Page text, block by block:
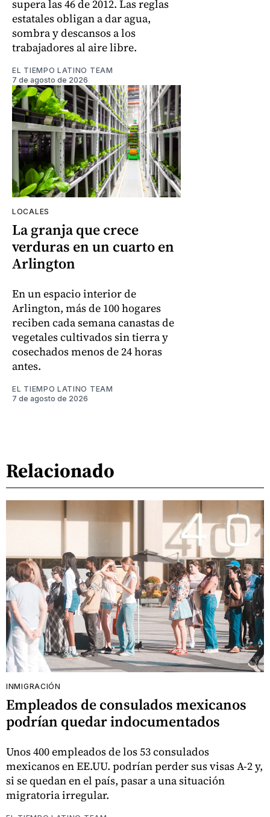
supera las 46 de 2012. Las reglas
estatales obligan a dar agua,
sombra y descansos a los
trabajadores al aire libre.
EL TIEMPO LATINO TEAM
7 de agosto de 2026
LOCALES
La granja que crece
verduras en un cuarto en
Arlington
En un espacio interior de
Arlington, más de 100 hogares
reciben cada semana canastas de
vegetales cultivados sin tierra y
cosechados menos de 24 horas
antes.
EL TIEMPO LATINO TEAM
7 de agosto de 2026
Relacionado
INMIGRACIÓN
Empleados de consulados mexicanos
podrían quedar indocumentados
Unos 400 empleados de los 53 consulados
mexicanos en EE.UU. podrían perder sus visas A-2 y,
si se quedan en el país, pasar a una situación
migratoria irregular.